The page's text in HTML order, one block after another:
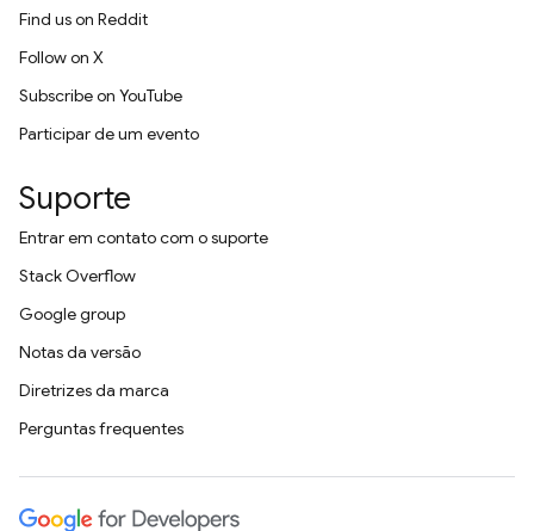
Find us on Reddit
Follow on X
Subscribe on YouTube
Participar de um evento
Suporte
Entrar em contato com o suporte
Stack Overflow
Google group
Notas da versão
Diretrizes da marca
Perguntas frequentes